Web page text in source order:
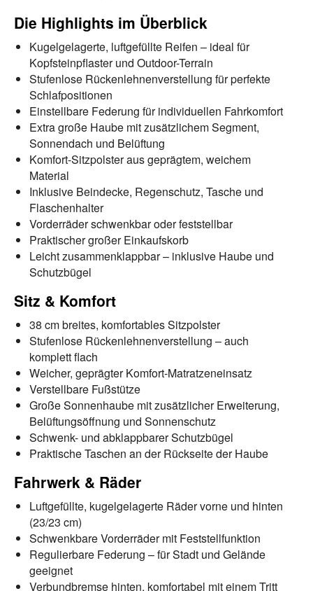
Die Highlights im Überblick
Kugelgelagerte, luftgefüllte Reifen – ideal für
Kopfsteinpflaster und Outdoor-Terrain
Stufenlose Rückenlehnenverstellung für perfekte
Schlafpositionen
Einstellbare Federung für individuellen Fahrkomfort
Extra große Haube mit zusätzlichem Segment,
Sonnendach und Belüftung
Komfort-Sitzpolster aus geprägtem, weichem
Material
Inklusive Beindecke, Regenschutz, Tasche und
Flaschenhalter
Vorderräder schwenkbar oder feststellbar
Praktischer großer Einkaufskorb
Leicht zusammenklappbar – inklusive Haube und
Schutzbügel
Sitz & Komfort
38 cm breites, komfortables Sitzpolster
Stufenlose Rückenlehnenverstellung – auch
komplett flach
Weicher, geprägter Komfort-Matratzeneinsatz
Verstellbare Fußstütze
Große Sonnenhaube mit zusätzlicher Erweiterung,
Belüftungsöffnung und Sonnenschutz
Schwenk- und abklappbarer Schutzbügel
Praktische Taschen an der Rückseite der Haube
Fahrwerk & Räder
Luftgefüllte, kugelgelagerte Räder vorne und hinten
(23/23 cm)
Schwenkbare Vorderräder mit Feststellfunktion
Regulierbare Federung – für Stadt und Gelände
geeignet
Verbundbremse hinten, komfortabel mit einem Tritt